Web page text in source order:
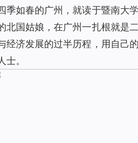
季如春的广州，就读于暨南大
北国姑娘，在广州一扎根就是
经济发展的过半历程，用自己
。